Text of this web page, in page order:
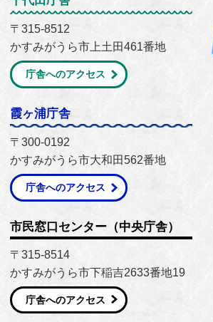
〒315-8512
かすみがうら市上土田461番地
庁舎へのアクセス
霞ヶ浦庁舎
〒300-0192
かすみがうら市大和田562番地
庁舎へのアクセス
市民窓口センター（中央庁舎）
〒315-8514
かすみがうら市下稲吉2633番地19
庁舎へのアクセス